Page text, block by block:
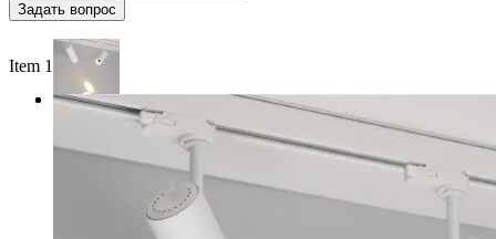
Задать вопрос
Item 1 of 2